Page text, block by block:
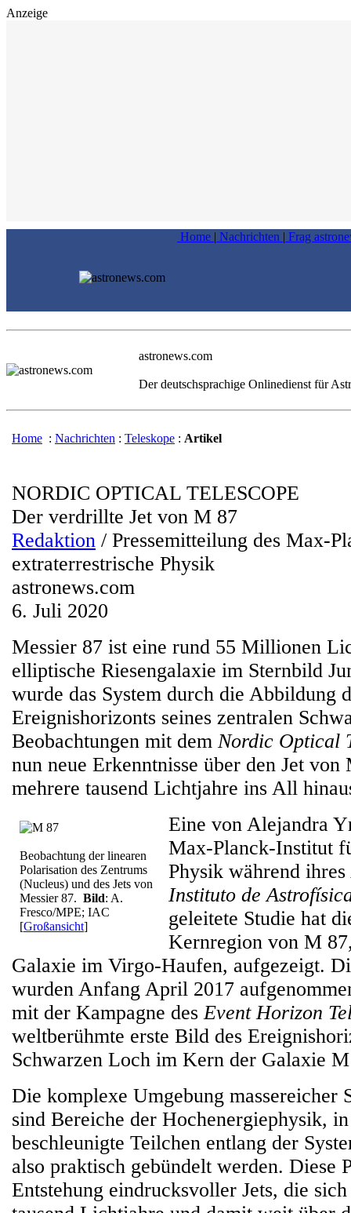
Anzeige
Home | Nachrichten | Frag
astronews.com
Der deutschsprachige Onlinedienst für
Home : Nachrichten : Teleskope : Artikel
NORDIC OPTICAL TELESCOPE
Der verdrillte Jet von M 87
Redaktion / Pressemitteilung des Max-
extraterrestrische Physik
astronews.com
6. Juli 2020
Messier 87 ist eine rund 55 Millionen
elliptische Riesengalaxie im Sternbild
wurde das System durch die Abbildung
Ereignishorizonts seines zentralen
Beobachtungen mit dem Nordic Optical
nun neue Erkenntnisse über den Jet von
mehrere tausend Lichtjahre ins All
Beobachtung der linearen
Polarisation des Zentrums
(Nucleus) und des Jets von
Messier 87. Bild: A.
Fresco/MPE; IAC
[Großansicht]
Eine von Alejandra
Max-Planck-Institut
Physik während
Instituto de
geleitete Studie hat
Kernregion von M
Galaxie im Virgo-Haufen, aufgezeigt.
wurden Anfang April 2017
mit der Kampagne desEvent Horizon
weltberühmte erste Bild des
Schwarzen Loch im Kern der Galaxie
Die komplexe Umgebung massereicher
sind Bereiche der Hochenergiephysik,
beschleunigte Teilchen entlang der
also praktisch gebündelt werden. Diese
Entstehung eindrucksvoller Jets, die